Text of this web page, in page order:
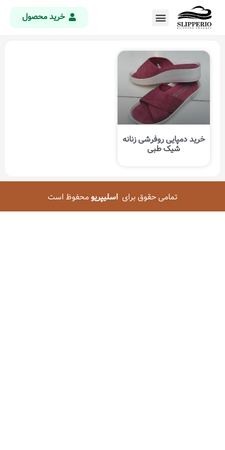
خرید محصول
خرید دمپایی روفرشی زنانه
شیک طبی
تمامی حقوق برایاسلیپریومحفوظ است